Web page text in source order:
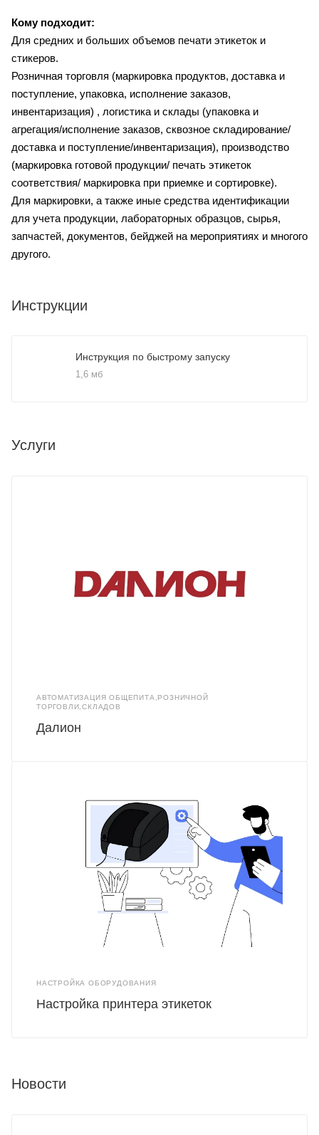
Кому подходит:
Для средних и больших объемов печати этикеток и
стикеров.
Розничная торговля (маркировка продуктов, доставка и
поступление, упаковка, исполнение заказов,
инвентаризация) , логистика и склады (упаковка и
агрегация/исполнение заказов, сквозное складирование/
доставка и поступление/инвентаризация), производство
(маркировка готовой продукции/ печать этикеток
соответствия/ маркировка при приемке и сортировке).
Для маркировки, а также иные средства идентификации
для учета продукции, лабораторных образцов, сырья,
запчастей, документов, бейджей на мероприятиях и многого
другого.
Инструкции
Инструкция по быстрому запуску
1,6 мб
Услуги
АВТОМАТИЗАЦИЯ ОБЩЕПИТА,РОЗНИЧНОЙ
ТОРГОВЛИ,СКЛАДОВ
Далион
НАСТРОЙКА ОБОРУДОВАНИЯ
Настройка принтера этикеток
Новости